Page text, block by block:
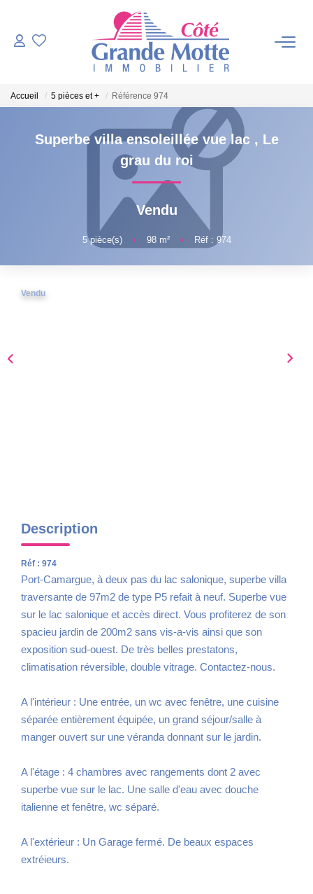
VENTES
PROGRAMMES NEUFS
ESTIMATION
VENDRE
NOTRE AGENCE
Accueil 5 pièces et + Référence 974
Superbe villa ensoleillée vue lac , Le
grau du roi
Vendu
5pièce(s) • 98m² • Réf : 974
Vendu
Description
Réf : 974
Port-Camargue, à deux pas du lac salonique, superbe villa
traversante de 97m2 de type P5 refait à neuf. Superbe vue
sur le lac salonique et accès direct. Vous profiterez de son
spacieu jardin de 200m2 sans vis-a-vis ainsi que son
exposition sud-ouest. De très belles prestatons,
climatisation réversible, double vitrage. Contactez-nous.
A l'intérieur : Une entrée, un wc avec fenêtre, une cuisine
séparée entièrement équipée, un grand séjour/salle à
manger ouvert sur une véranda donnant sur le jardin.
A l'étage : 4 chambres avec rangements dont 2 avec
superbe vue sur le lac. Une salle d'eau avec douche
italienne et fenêtre, wc séparé.
A l'extérieur : Un Garage fermé. De beaux espaces
extréieurs.